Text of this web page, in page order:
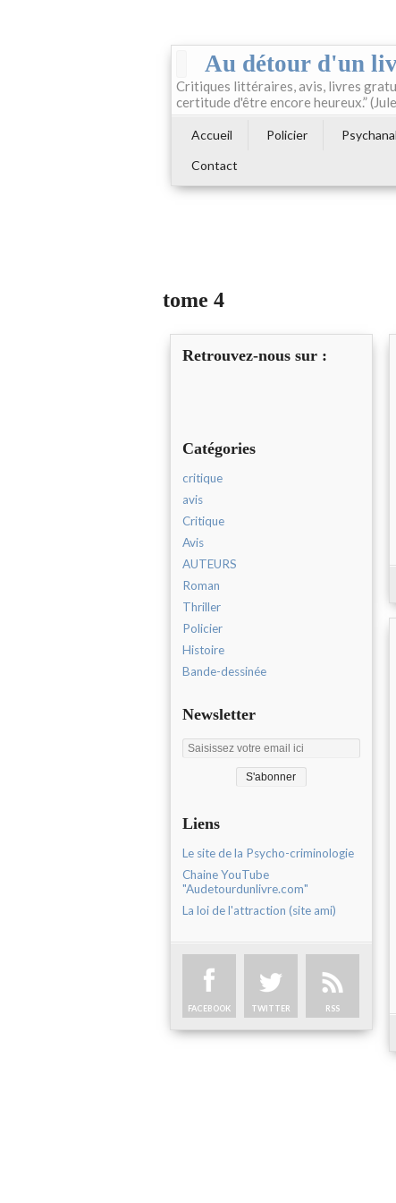
Au détour d'un
Critiques littéraires, avis, livres
certitude d'être encore heureux.”
Accueil Policier
Contact
tome 4
Retrouvez-nous sur :
Catégories
critique
avis
Critique
Avis
AUTEURS
Roman
Thriller
Policier
Histoire
Bande-dessinée
Newsletter
Liens
Le site de la Psycho-criminologie
Chaine YouTube
"Audetourdunlivre.com"
La loi de l'attraction (site ami)
FACEBOOK TWITTER RSS